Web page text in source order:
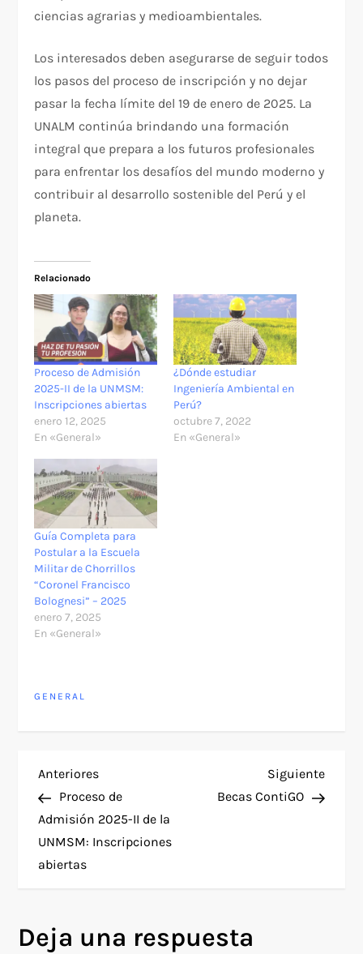
ciencias agrarias y medioambientales.
Los interesados deben asegurarse de seguir todos
los pasos del proceso de inscripción y no dejar
pasar la fecha límite del 19 de enero de 2025. La
UNALM continúa brindando una formación
integral que prepara a los futuros profesionales
para enfrentar los desafíos del mundo moderno y
contribuir al desarrollo sostenible del Perú y el
planeta.
Relacionado
Proceso de Admisión
2025-II de la UNMSM:
Inscripciones abiertas
enero 12, 2025
En «General»
¿Dónde estudiar
Ingeniería Ambiental en
Perú?
octubre 7, 2022
En «General»
Guía Completa para
Postular a la Escuela
Militar de Chorrillos
“Coronel Francisco
Bolognesi” – 2025
enero 7, 2025
En «General»
GENERAL
N
a
v
g
Entrada
anterior
Anteriores
Proceso de
Admisión 2025-II de la
UNMSM: Inscripciones
abiertas
Siguiente
Becas ContiGO
Deja una respuesta